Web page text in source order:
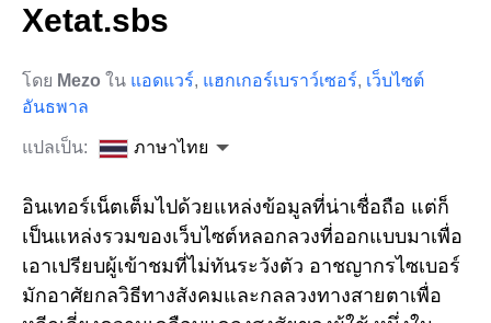
Xetat.sbs
โดย Mezo ใน แอดแวร์, แฮกเกอร์เบราว์เซอร์, เว็บไซต์
อันธพาล
แปลเป็น: ภาษาไทย
อินเทอร์เน็ตเต็มไปด้วยแหล่งข้อมูลที่น่าเชื่อถือ แต่ก็
เป็นแหล่งรวมของเว็บไซต์หลอกลวงที่ออกแบบมาเพื่อ
เอาเปรียบผู้เข้าชมที่ไม่ทันระวังตัว อาชญากรไซเบอร์
มักอาศัยกลวิธีทางสังคมและกลลวงทางสายตาเพื่อ